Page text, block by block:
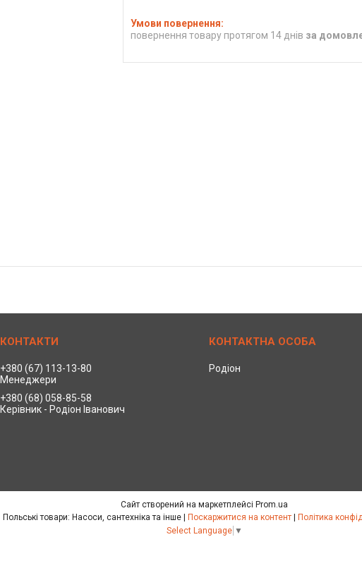
повернення товару протягом 14 днів за
+380 (67) 113-13-80
Менеджери
+380 (68) 058-85-58
Керівник - Родіон Іванович
Родіон
Сайт створений на маркетплейсі Prom.ua
Поскаржитися на контент
Політика
Select Language ▼